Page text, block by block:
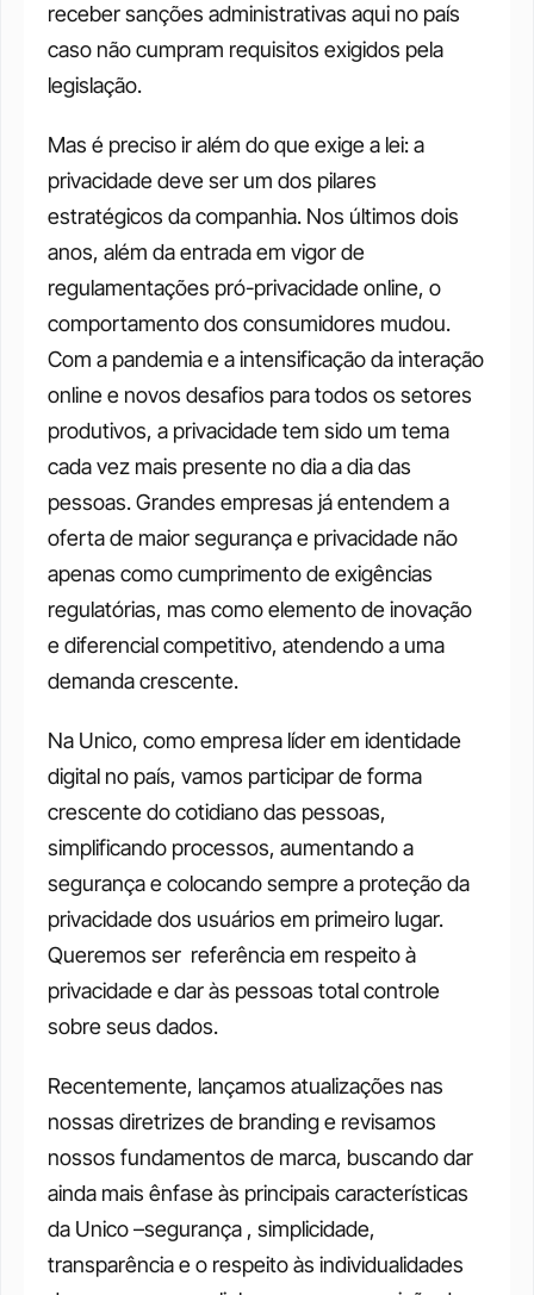
receber sanções administrativas aqui no país
caso não cumpram requisitos exigidos pela
legislação.
Mas é preciso ir além do que exige a lei: a
privacidade deve ser um dos pilares
estratégicos da companhia. Nos últimos dois
anos, além da entrada em vigor de
regulamentações pró-privacidade online, o
comportamento dos consumidores mudou.
Com a pandemia e a intensificação da interação
online e novos desafios para todos os setores
produtivos, a privacidade tem sido um tema
cada vez mais presente no dia a dia das
pessoas. Grandes empresas já entendem a
oferta de maior segurança e privacidade não
apenas como cumprimento de exigências
regulatórias, mas como elemento de inovação
e diferencial competitivo, atendendo a uma
demanda crescente.
Na Unico, como empresa líder em identidade
digital no país, vamos participar de forma
crescente do cotidiano das pessoas,
simplificando processos, aumentando a
segurança e colocando sempre a proteção da
privacidade dos usuários em primeiro lugar.
Queremos ser  referência em respeito à
privacidade e dar às pessoas total controle
sobre seus dados.
Recentemente, lançamos atualizações nas
nossas diretrizes de branding e revisamos
nossos fundamentos de marca, buscando dar
ainda mais ênfase às principais características
da Unico –segurança , simplicidade,
transparência e o respeito às individualidades